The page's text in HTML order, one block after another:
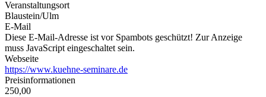
Veranstaltungsort
Blaustein/Ulm
E-Mail
Diese E-Mail-Adresse ist vor Spambots geschützt! Zur Anzeige
muss JavaScript eingeschaltet sein.
Webseite
https://www.kuehne-seminare.de
Preisinformationen
250,00